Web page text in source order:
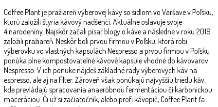
Coffee Plant je pražiareň výberovej kávy so sídlom vo Varšave v Poľsku,
ktorú založili štyria kávový nadšenci. Aktuálne oslavuje svoje
4.narodeniny. Najskôr začali písať blogy o káve a následne v roku 2019
založili pražiareň. Neskôr boli prvou firmou v Poľsku, ktorá robí
výberovku vo vlastných kapsulách Nespresso a prvou firmou v Poľsku
ponúka plne kompostovateľné kávové kapsule vhodné do kávovarov
Nespresso. V ich ponuke nájdeš základné rady výberových káv na
espresso, ale aj na filter. Zároveň však ponúkajú najvyššiu triedu káv,
kde prevládajú spracovania anaeróbnou fermentáciou či karbonickou
maceráciou. Či už si začiatočník, alebo profi kávopič, Coffee Plant ťa